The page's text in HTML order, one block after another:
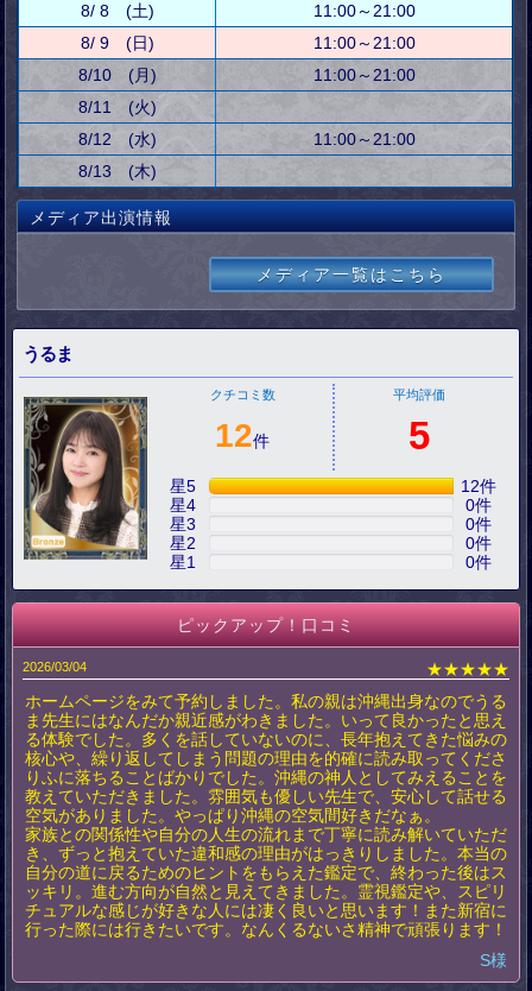
8/ 8 (土)
11:00～21:00
8/ 9 (日)
11:00～21:00
8/10 (月)
11:00～21:00
8/11 (火)
8/12 (水)
11:00～21:00
8/13 (木)
メディア出演情報
メディア一覧はこちら
うるま
クチコミ数
12件
平均評価
5
星5 12件
星4
0件
星3
0件
星2
0件
星1
0件
ピックアップ！口コミ
2026/03/04
★★★★★
ホームページをみて予約しました。私の親は沖縄出身なのでうる
ま先生にはなんだか親近感がわきました。いって良かったと思え
る体験でした。多くを話していないのに、長年抱えてきた悩みの
核心や、繰り返してしまう問題の理由を的確に読み取ってくださ
りふに落ちることばかりでした。沖縄の神人としてみえることを
教えていただきました。雰囲気も優しい先生で、安心して話せる
空気がありました。やっぱり沖縄の空気間好きだなぁ。
家族との関係性や自分の人生の流れまで丁寧に読み解いていただ
き、ずっと抱えていた違和感の理由がはっきりしました。本当の
自分の道に戻るためのヒントをもらえた鑑定で、終わった後はス
ッキリ。進む方向が自然と見えてきました。霊視鑑定や、スピリ
チュアルな感じが好きな人には凄く良いと思います！また新宿に
行った際には行きたいです。なんくるないさ精神で頑張ります！
S様